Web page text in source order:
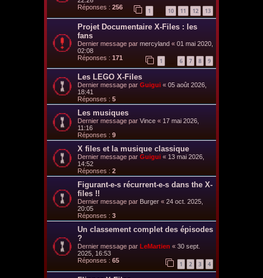
Réponses : 256 1 10 11 12 13
Projet Documentaire X-Files : les
fans
Dernier message par mercyland « 01 mai 2020,
02:08
Réponses : 171 1 6 7 8 9
Les LEGO X-Files
Dernier message par Guigui « 05 août 2026,
18:41
Réponses : 5
Les musiques
Dernier message par Vince « 17 mai 2026,
11:16
Réponses : 9
X files et la musique classique
Dernier message par Guigui « 13 mai 2026,
14:52
Réponses : 2
Figurant-e-s récurrent-e-s dans the X-
files !!
Dernier message par Burger « 24 oct. 2025,
20:05
Réponses : 3
Un classement complet des épisodes
?
Dernier message par LeMartien « 30 sept.
2025, 16:53
Réponses : 65 1 2 3 4